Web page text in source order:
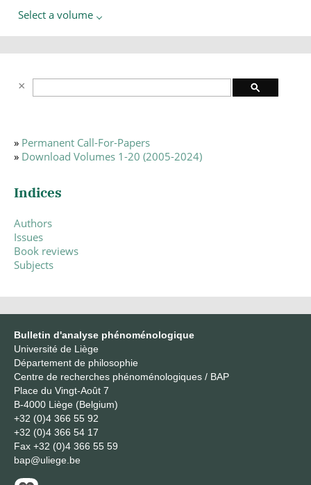
Select a volume
» Permanent Call-For-Papers
» Download Volumes 1-20 (2005-2024)
Indices
Authors
Issues
Book reviews
Subjects
Bulletin d'analyse phénoménologique
Université de Liège
Département de philosophie
Centre de recherches phénoménologiques / BAP
Place du Vingt-Août 7
B-4000 Liège (Belgium)
+32 (0)4 366 55 92
+32 (0)4 366 54 17
Fax +32 (0)4 366 55 59
bap@uliege.be